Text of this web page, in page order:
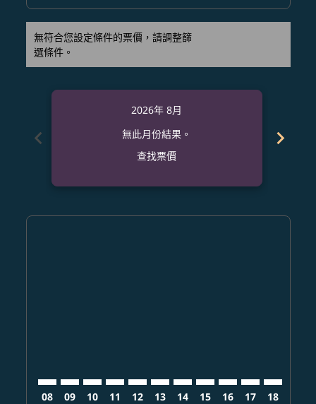
無符合您設定條件的票價，請調整篩
選條件。
chevron_left
2026年 8月
無此月份結果。
查找票價
chevron_right
08 09 10 11 12 13 14 15 16 17 18